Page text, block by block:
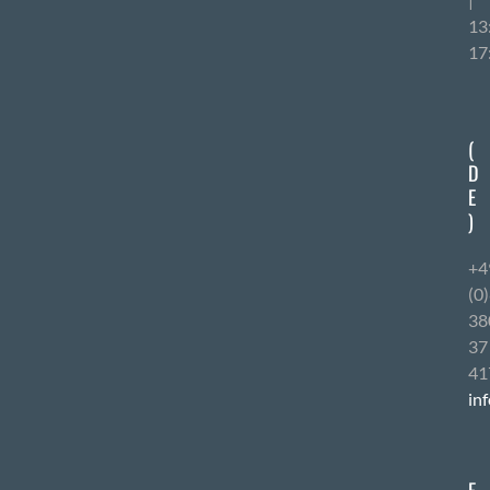
(
D
E
)
37